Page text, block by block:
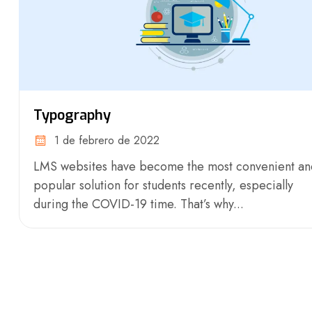
Typography
1 de febrero de 2022
LMS websites have become the most convenient
popular solution for students recently, especially
during the COVID-19 time. That’s why...